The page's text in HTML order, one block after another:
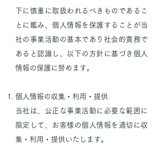
下に慎重に取扱われるべきものであるこ
とに鑑み、個人情報を保護することが当
社の事業活動の基本であり社会的責務で
あると認識し、以下の方針に基づき個人
情報の保護に努めます。
個人情報の収集・利用・提供
当社は、公正な事業活動に必要な範囲に
限定して、お客様の個人情報を適切に収
集・利用・提供いたします。